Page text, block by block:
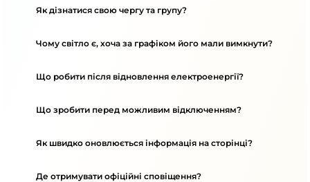
Як дізнатися свою чергу та групу?
Чому світло є, хоча за графіком його мали вимкнути?
Що робити після відновлення електроенергії?
Що зробити перед можливим відключенням?
Як швидко оновлюється інформація на сторінці?
Де отримувати офіційні сповіщення?